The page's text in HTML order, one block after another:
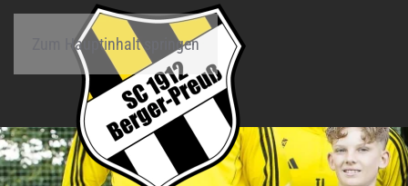
Zum Hauptinhalt springen